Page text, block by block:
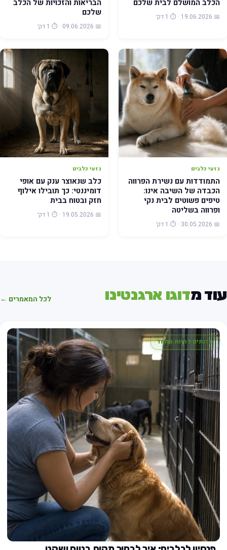
הכלב המושלם לבית שלכם
📅 19.06.2026 · ⏱️ 1 דק׳
הבריאות והזכויות של הכלב
שלכם
📅 09.06.2026 · ⏱️ 1 דק׳
גזעי כלבים
התמודדות עם נשירת הפרווה
הכבדה של השיבה אינו:
טיפים פשוטים לבית נקי
ופרווה בשליטה
📅 30.05.2026 · ⏱️ 1 דק׳
גזעי כלבים
כלב שנאוצר ענק עם אופי
דומיננטי: כך תובילו אילוף
חזק ובטוח בבית
📅 19.05.2026 · ⏱️ 1 דק׳
מדוגו ארגנטינו לכל המאמרים ←
שרותים לחיות מחמד